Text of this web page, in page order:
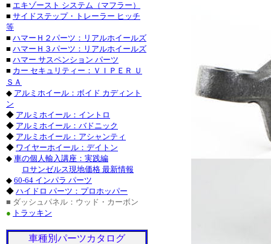
パーツ・フ
ニッサ
■ エキゾースト システム（マフラー）
■ サイドステップ・トレーラー ヒッチ
等
■ ハマーＨ２パーツ：リアルホイールズ
■ ハマーＨ３パーツ：リアルホイールズ
■ ハマー サスペンション パーツ
■ カー セキュリティー：ＶＩＰＥＲ Ｕ
ＳＡ
◆ アルミホイール：ボイド カディント
ン
◆ アルミホイール：イントロ
◆ アルミホイール：バドニック
◆ アルミホイール：アシャンティ
◆ ワイヤーホイール：デイトン
◆ 車の個人輸入講座：実践編
ロサンゼルス現地価格 最新情報
◆ 60-64 インパラ パーツ
◆ ハイドロ パーツ：プロホッパー
■ ダッシュパネル：ウッド・カーボン
● トラッキン
車種別パーツカタログ